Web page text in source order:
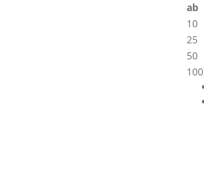
ab
10
25
50
100